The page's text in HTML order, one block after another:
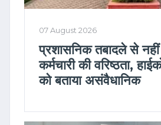
07 August 2026
प्रशासनिक तबादले से नहीं
कर्मचारी की वरिष्ठता,
को बताया असंवैधानिक